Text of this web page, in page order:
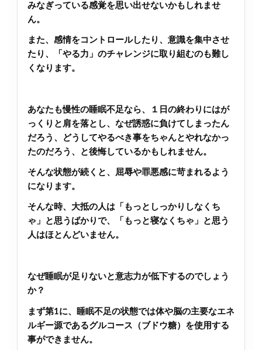
みなぎっている感覚を思い出せないかもしれませ
ん。
また、感情をコントロールしたり、意識を集中させ
たり、「やる力」のチャレンジに取り組むのも難し
くなります。
あなたも慢性の睡眠不足なら、１日の終わりにはが
っくりと肩を落とし、なぜ誘惑に負けてしまったん
だろう、どうしてやるべき事をちゃんとやれなかっ
たのだろう、と後悔しているかもしれません。
そんな状態が続くと、屈辱や罪悪感に苛まれるよう
になります。
そんな時、大抵の人は「もっとしっかりしなくち
ゃ」と思うばかりで、「もっと寝なくちゃ」と思う
人はほとんどいません。
なぜ睡眠が足りないと意志力が低下するのでしょう
か？
まず第1に、睡眠不足の状態では体や脳の主要なエネ
ルギー源であるグルコース（ブドウ糖）を使用する
事ができません。